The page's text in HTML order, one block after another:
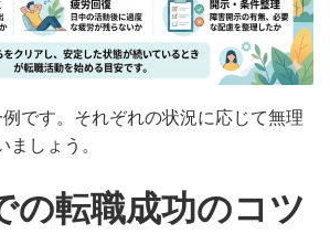
です。それぞれの状況に応じて無理
しょう。
の転職成功のコツ